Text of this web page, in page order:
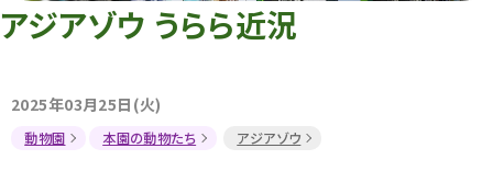
環境教育
アジアゾウ うらら近況
2025年03月25日(火)
動物園 本園の動物たち アジアゾウ